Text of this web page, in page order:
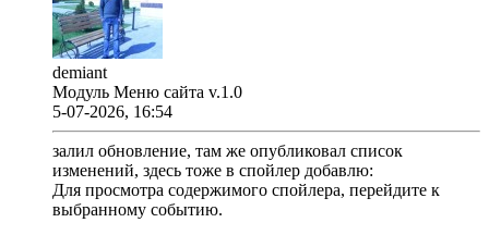
demiant
Модуль Меню сайта v.1.0
5-07-2026, 16:54
залил обновление, там же опубликовал список
изменений, здесь тоже в спойлер добавлю:
Для просмотра содержимого спойлера, перейдите к
выбранному событию.